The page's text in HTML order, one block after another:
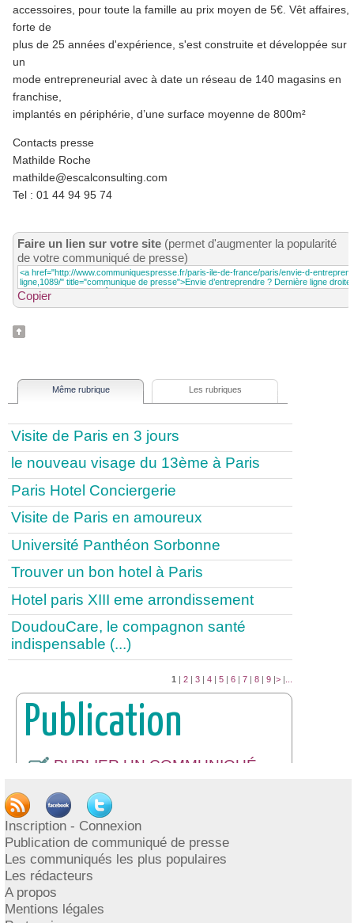
accessoires, pour toute la famille au prix moyen de 5€. Vêt affaires,
forte de
plus de 25 années d'expérience, s'est construite et développée sur
un
mode entrepreneurial avec à date un réseau de 140 magasins en
franchise,
implantés en périphérie, d’une surface moyenne de 800m²
Contacts presse
Mathilde Roche
mathilde@escalconsulting.com
Tel : 01 44 94 95 74
Faire un lien sur votre site (permet d'augmenter la popularité
de votre communiqué de presse)
Copier
Même rubrique Les rubriques
Visite de Paris en 3 jours
le nouveau visage du 13ème à Paris
Paris Hotel Conciergerie
Visite de Paris en amoureux
Université Panthéon Sorbonne
Trouver un bon hotel à Paris
Hotel paris XIII eme arrondissement
DoudouCare, le compagnon santé
indispensable (...)
1 |2 |3 |4 |5 |6 |7 |8 |9 |>
Publication
PUBLIER UN COMMUNIQUÉ
INSCRIPTION / CONNEXION
Inscription - Connexion
Publication de communiqué de presse
Les communiqués les plus populaires
Les rédacteurs
A propos
Mentions légales